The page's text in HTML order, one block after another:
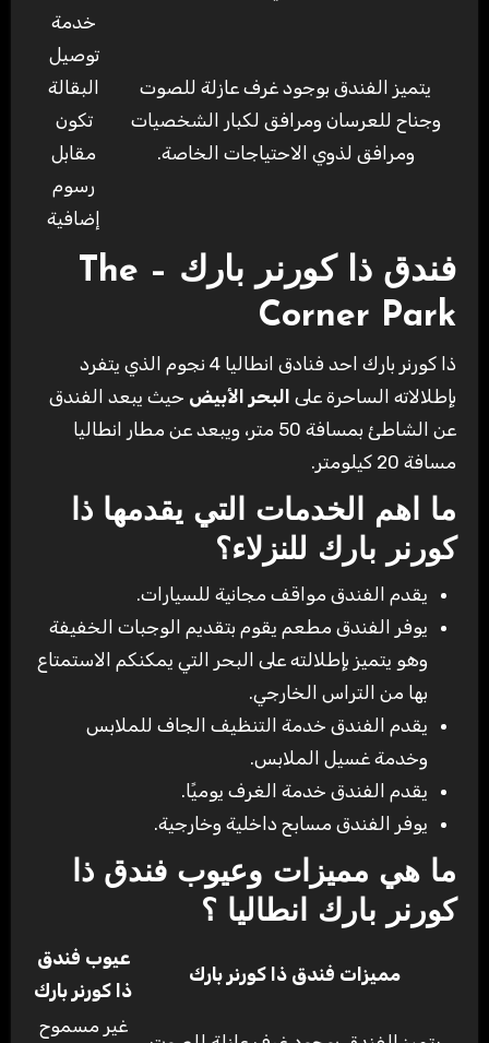
يتميز الفندق بوجود غرف عازلة للصوت
وجناح للعرسان ومرافق لكبار الشخصيات
ومرافق لذوي الاحتياجات الخاصة.
خدمة
توصيل
البقالة
تكون
مقابل
رسوم
إضافية
فندق ذا كورنر بارك – The
Corner Park
ذا كورنر بارك احد فنادق انطاليا 4 نجوم الذي يتفرد
بإطلالاته الساحرة على البحر الأبيض حيث يبعد الفندق
عن الشاطئ بمسافة 50 متر، ويبعد عن مطار انطاليا
مسافة 20 كيلومتر.
ما اهم الخدمات التي يقدمها ذا
كورنر بارك للنزلاء؟
يقدم الفندق مواقف مجانية للسيارات.
يوفر الفندق مطعم يقوم بتقديم الوجبات الخفيفة
وهو يتميز بإطلالته على البحر التي يمكنكم الاستمتاع
بها من التراس الخارجي.
يقدم الفندق خدمة التنظيف الجاف للملابس
وخدمة غسيل الملابس.
يقدم الفندق خدمة الغرف يوميًا.
يوفر الفندق مسابح داخلية وخارجية.
ما هي مميزات وعيوب فندق ذا
كورنر بارك انطاليا ؟
مميزات فندق ذا كورنر بارك
عيوب فندق
ذا كورنر بارك
غير مسموح